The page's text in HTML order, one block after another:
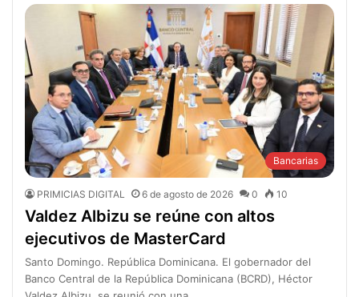
Bancarias
PRIMICIAS DIGITAL 6 de agosto de 2026 0 10
Valdez Albizu se reúne con altos
ejecutivos de MasterCard
Santo Domingo. República Dominicana. El gobernador del
Banco Central de la República Dominicana (BCRD), Héctor